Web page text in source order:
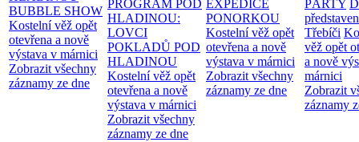
BUBBLE SHOW
Kostelní věž opět
otevřena a nově
výstava v márnici
Zobrazit všechny
záznamy ze dne
PROGRAM POD
HLADINOU:
LOVCI
POKLADŮ POD
HLADINOU
Kostelní věž opět
otevřena a nově
výstava v márnici
Zobrazit všechny
záznamy ze dne
EXPEDICE
PONORKOU
Kostelní věž opět
otevřena a nově
výstava v márnici
Zobrazit všechny
záznamy ze dne
PÁRTY
Třebíči
věž opět
a nově
márnici
Zobrazit
záznamy